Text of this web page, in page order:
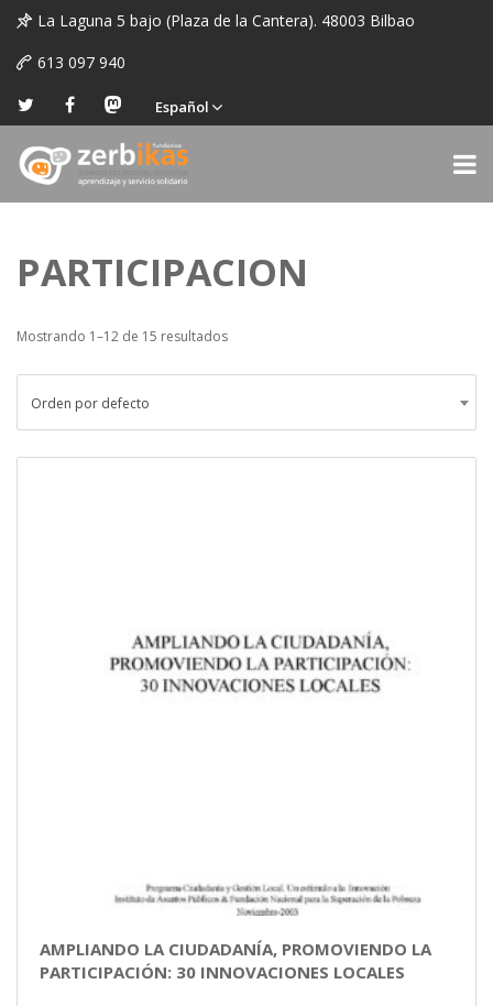
La Laguna 5 bajo (Plaza de la Cantera). 48003 Bilbao
613 097 940
Español
PARTICIPACION
Mostrando 1–12 de 15 resultados
Orden por defecto
AMPLIANDO LA CIUDADANÍA, PROMOVIENDO LA
PARTICIPACIÓN: 30 INNOVACIONES LOCALES